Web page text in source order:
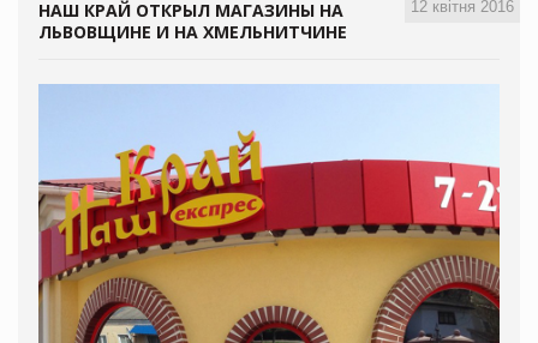
12 квітня 2016
НАШ КРАЙ ОТКРЫЛ МАГАЗИНЫ НА
ЛЬВОВЩИНЕ И НА ХМЕЛЬНИТЧИНЕ